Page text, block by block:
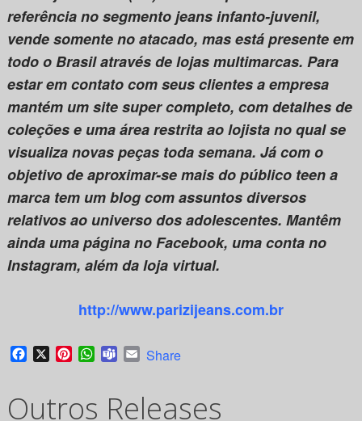
referência no segmento jeans infanto-juvenil,
vende somente no atacado, mas está presente em
todo o Brasil através de lojas multimarcas. Para
estar em contato com seus clientes a empresa
mantém um site super completo, com detalhes de
coleções e uma área restrita ao lojista no qual se
visualiza novas peças toda semana. Já com o
objetivo de aproximar-se mais do público teen a
marca tem um blog com assuntos diversos
relativos ao universo dos adolescentes. Mantêm
ainda uma página no Facebook, uma conta no
Instagram, além da loja virtual.
http://www.parizijeans.com.br
Facebook
X PinterestWhatsApp
TeamsEmail
Share
Outros Releases